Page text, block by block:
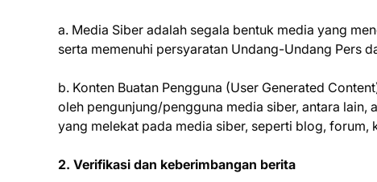
a. Media Siber adalah segala bentuk media yang
serta memenuhi persyaratan Undang-Undang Pers
b. Konten Buatan Pengguna (User Generated
oleh pengunjung/pengguna media siber, antara
yang melekat pada media siber, seperti blog, forum,
2. Verifikasi dan keberimbangan berita